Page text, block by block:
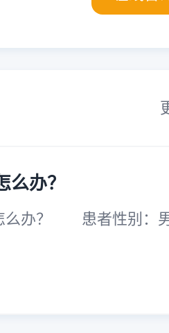
办？
么办？ 患者性别